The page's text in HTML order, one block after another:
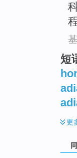
短
更